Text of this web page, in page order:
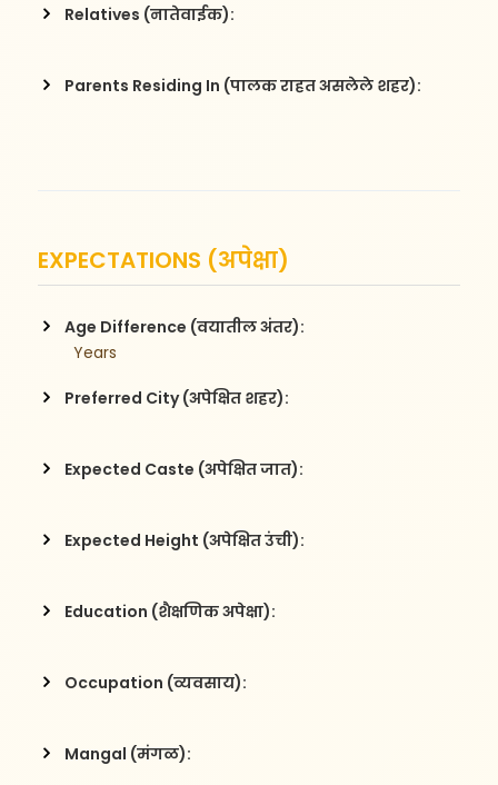
Relatives (नातेवाईक):
Parents Residing In (पालक राहत असलेले शहर):
EXPECTATIONS (अपेक्षा)
Age Difference (वयातील अंतर):
  Years
Preferred City (अपेक्षित शहर):
Expected Caste (अपेक्षित जात):
Expected Height (अपेक्षित उंची):
Education (शैक्षणिक अपेक्षा):
Occupation (व्यवसाय):
Mangal (मंगळ):